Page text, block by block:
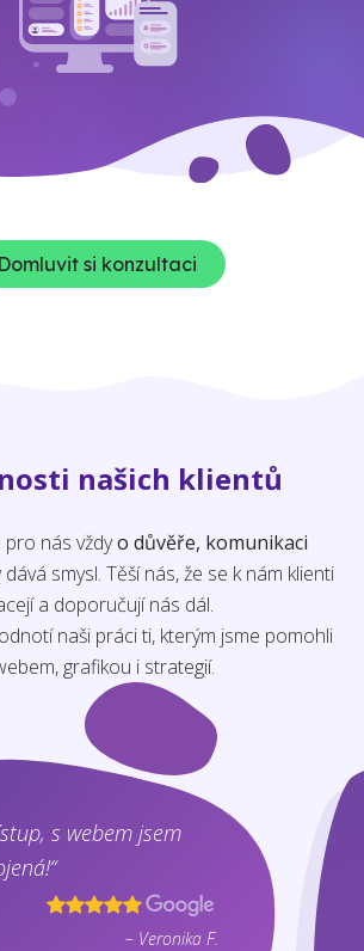
Domluvit si konzultaci
našich klientů
pro nás vždyo důvěře, komunikaci
dává smysl. Těší nás, že se k nám klienti
a doporučují nás dál.
naši práci ti, kterým jsme pomohli
grafikou i strategií.
s webem jsem
– Veronika F.